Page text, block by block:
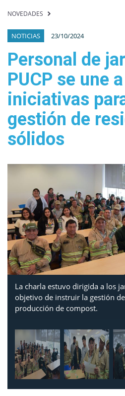
NOVEDADES
NOTICIAS 23/10/2024
Personal de
PUCP se une
iniciativas
gestión de
sólidos
La charla estuvo dirigida a los
objetivo de instruir la gestión
producción de compost.